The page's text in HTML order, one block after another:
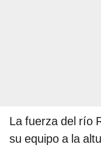
La fuerza del río
su equipo a la